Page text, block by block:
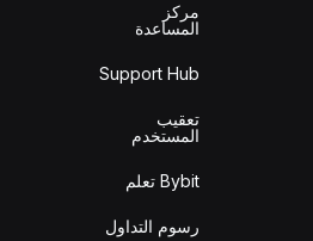
مركز
المساعدة
Support Hub
تعقيب
المستخدم
Bybit تعلم
رسوم التداول